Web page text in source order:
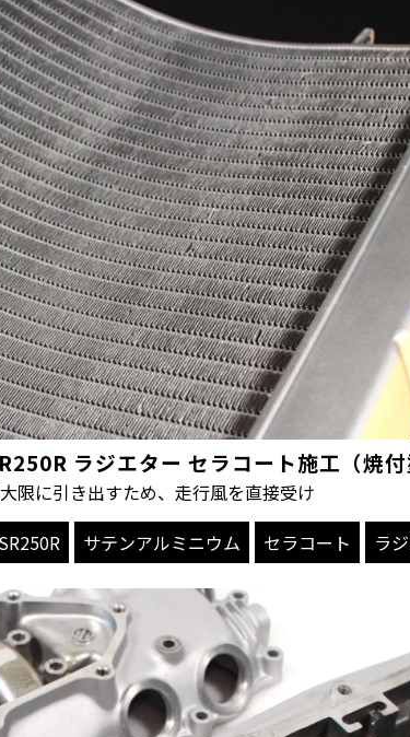
ラジエター セラコート施工（焼付
限に引き出すため、走行風を直接受け
サテンアルミニウム セラコート ラ